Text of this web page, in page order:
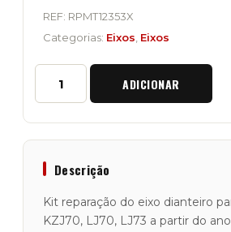
REF: RPMT12353X
Categorias: Eixos Eixos
Quantidade
Kit
Toyota
KZJ70/LJ70/LJ73
desde
1990
ADICIONAR
Descrição
Kit reparação do eixo dianteiro
KZJ70, LJ70, LJ73 a partir do